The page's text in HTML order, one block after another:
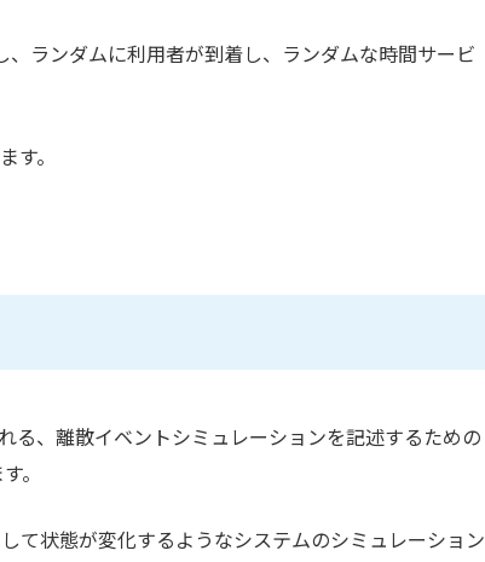
ランダムに利用者が到着し、ランダムな時間サービ
す。
、離散イベントシミュレーションを記述するための
。
て状態が変化するようなシステムのシミュレーション